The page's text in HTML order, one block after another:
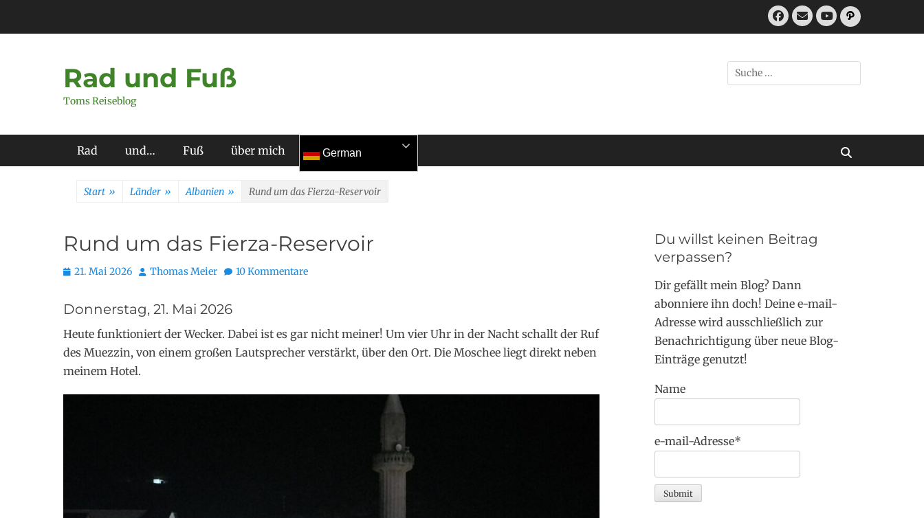
Facebook
E-
MailYouTube
Pfad
Rad und Fuß
Toms Reiseblog
Suchen
nach:
Primäres Menü
Rad und… Fuß über mich German
Start » Länder » Albanien » Rund um das Fierza-Reservoir
Rund um das Fierza-Reservoir
Posted
21. Mai 2026 Autor
Thomas Meier 10 Kommentare
Donnerstag, 21. Mai 2026
Heute funktioniert der Wecker. Dabei ist es gar nicht meiner! Um vier Uhr in der Nacht schallt der Ruf
des Muezzin, von einem großen Lautsprecher verstärkt, über den Ort. Die Moschee liegt direkt neben
meinem Hotel.
Du willst keinen Beitrag
verpassen?
Dir gefällt mein Blog? Dann
abonniere ihn doch! Deine e-mail-
Adresse wird ausschließlich zur
Benachrichtigung über neue Blog-
Einträge genutzt!
Name
e-mail-Adresse*